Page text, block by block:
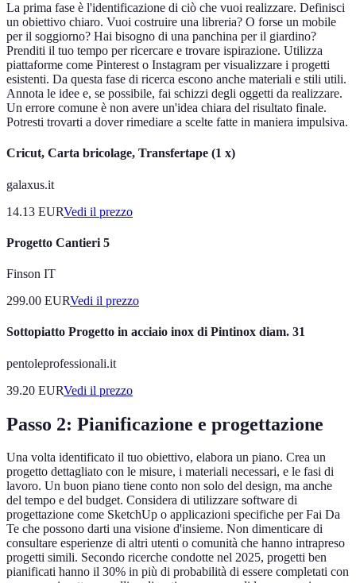
La prima fase è l'identificazione di ciò che vuoi realizzare. Definisci
un obiettivo chiaro. Vuoi costruire una libreria? O forse un mobile
per il soggiorno? Hai bisogno di una panchina per il giardino?
Prenditi il tuo tempo per ricercare e trovare ispirazione. Utilizza
piattaforme come Pinterest o Instagram per visualizzare i progetti
esistenti. Da questa fase di ricerca escono anche materiali e stili utili.
Annota le idee e, se possibile, fai schizzi degli oggetti da realizzare.
Un errore comune è non avere un'idea chiara del risultato finale.
Potresti trovarti a dover rimediare a scelte fatte in maniera impulsiva.
Cricut, Carta bricolage, Transfertape (1 x)
galaxus.it
14.13 EURVedi il prezzo
Progetto Cantieri 5
Finson IT
299.00 EURVedi il prezzo
Sottopiatto Progetto in acciaio inox di Pintinox diam. 31
pentoleprofessionali.it
39.20 EURVedi il prezzo
Passo 2: Pianificazione e progettazione
Una volta identificato il tuo obiettivo, elabora un piano. Crea un
progetto dettagliato con le misure, i materiali necessari, e le fasi di
lavoro. Un buon piano tiene conto non solo del design, ma anche
del tempo e del budget. Considera di utilizzare software di
progettazione come SketchUp o applicazioni specifiche per Fai Da
Te che possono darti una visione d'insieme. Non dimenticare di
consultare esperienze di altri utenti o comunità che hanno intrapreso
progetti simili. Secondo ricerche condotte nel 2025, progetti ben
pianificati hanno il 30% in più di probabilità di essere completati con